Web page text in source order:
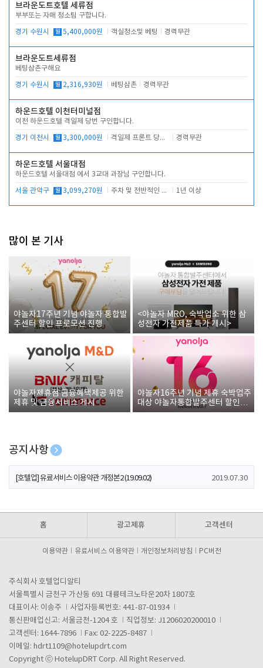
브라운도트호텔 세류점
부부또는 자매 청소팀 구합니다.
경기 수원시 월 5,400,000원 객실청소및 베팅 경력무관
브라운도트세류점
베팅삼촌구해요
경기 수원시 월 2,316,930원 베팅삼촌 경력무관
하운드호텔 이천터미널점
이천 하운드호텔 격일제 당번 구인합니다.
경기 이천시 월 3,300,000원 격일제 프론트 당번 업무로 주차 및 객실 점검 경력무관
하운드호텔 서울대점
하운드호텔 서울대점 에서 3교대 과장님 구인합니다.
서울 관악구 월 3,099,270원 주차 및 전반적인 당번업무 1년 이상
많이 본 기사
야놀자17주년 기념 야놀자 통합발
주센터 할인 프로모션 진행
<야놀자 MRO, 숙박업소 위한 삼
성전자 가전제품 특가 개시>
야놀자제휴점 금융혜택제공 위한
제휴 및 금융서비스 게시
야놀자16주년 기념 제휴 숙박업주
대상 야놀자통합발주센터 할인쿠
폰 증정
공지사항
[호텔업] 개인정보 처리방침 개정본1 (19.09.02)
[호텔업] 유료서비스 이용약관 개정본2 (19.09.02) 2019.07.30
홈 광고제휴 고객센터
이용약관 유료서비스 이용약관 개인정보처리방침 PC버전
주식회사 호텔업디알티
서울특별시 금천구 가산동 691 대륭테크노타운20차 1807호
대표이사: 이송주
사업자등록번호: 441-87-01934
통신판매업신고: 서울금천-1204 호
직업정보: J1206020200010
고객센터: 1644-7896
Fax: 02-2225-8487
이메일: hdrt1109@hotelupdrt.com
Copyright ⓒ HotelupDRT Corp. All Right Reserved.